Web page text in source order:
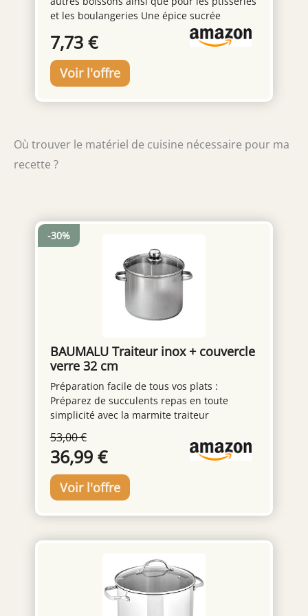
et les boulangeries Une épice sucrée
largement utilisée en cuisine pour son
arôme et sa saveur, à la fois dans les plats
sucrés et salés Apporte une saveur douce et
sucrée Livré dans un bocal avec bouchon
doseur
7,73 €
Où trouver le matériel de cuisine nécessaire pour ma
recette ?
BAUMALU Traiteur inox + couvercle
verre 32 cm
Préparation facile de tous vos plats :
Préparez de succulents repas en toute
simplicité avec la marmite traiteur
elle garantit des résultats parfaits. Une
alliée incontournable en cuisine Répartition
optimale de la chaleur : Profitez d'une
cuisson homogène grâce au triple fond
diffuseur de cette marmite, idéal pour des
plats réussis. Toute la famille et vos invités
bord en inox et trou vapeur, elle se dote de
poignées en métal solides qui permettent de
le manipuler avec facilité et en toute
sécurité Tous feux dont induction : Solide et
53,00 €
36,99 €
-30%